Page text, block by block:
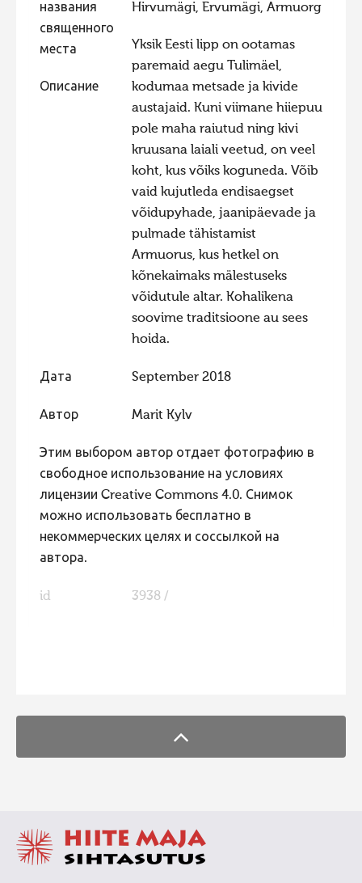
Фотоконкурс 2020
Фотоконкурс 2019
Фотоконкурс 2017
Фотоконкурс 2016
Фотоконкурс 2014
Фотоконкурс 2013
Фотоконкурс 2011
Фотоконкурс 2010
Фотоконкурс 2008
названия
священного
места
Hirvumägi, Ervumägi, Armuorg
Описание
Yksik Eesti lipp on ootamas
paremaid aegu Tulimäel,
kodumaa metsade ja kivide
austajaid. Kuni viimane hiiepuu
pole maha raiutud ning kivi
kruusana laiali veetud, on veel
koht, kus võiks koguneda. Võib
vaid kujutleda endisaegset
võidupyhade, jaanipäevade ja
pulmade tähistamist
Armuorus, kus hetkel on
kõnekaimaks mälestuseks
võidutule altar. Kohalikena
soovime traditsioone au sees
hoida.
Дата September 2018
Автор Marit Kylv
Этим выбором автор отдает фотографию в
свободное использование на условиях
лицензии Creative Commons 4.0. Снимок
можно использовать бесплатно в
некоммерческих целях и соссылкой на
автора.
id 3938 /